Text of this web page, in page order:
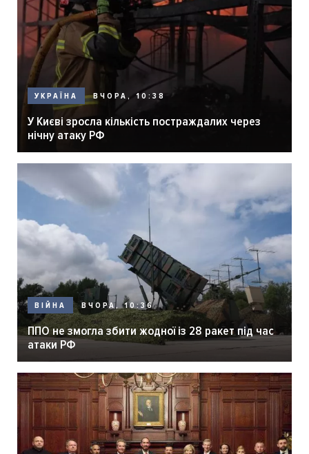
УКРАЇНА ВЧОРА, 10:38
У Києві зросла кількість постраждалих через
нічну атаку РФ
ВІЙНА ВЧОРА, 10:36
ППО не змогла збити жодної із 28 ракет під час
атаки РФ